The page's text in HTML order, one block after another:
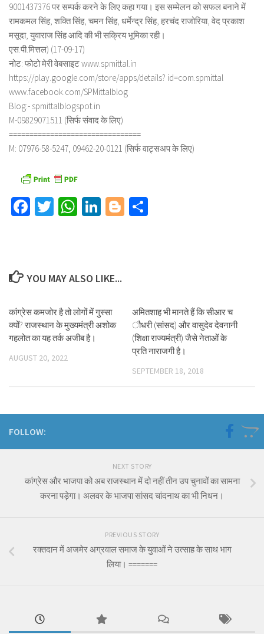
9001437376 पर सम्पर्क करने के लिए कहा गया। इस सम्मेलन को सफल बनाने में
रामकमल सिंह, शक्ति सिंह, चमन सिंह, धर्मेन्द्र सिंह, हरचंद राजोरिया, वेद प्रकाश
मसूदा, युवाराज सिंह आदि की भी सक्रिय भूमिका रही।
एस.पी.मित्तल) (17-09-17)
नोट: फोटो मेरी वेबसाइट www.spmittal.in
https://play.google.com/store/apps/details? id=com.spmittal
www.facebook.com/SPMittalblog
Blog:- spmittalblogspot.in
M-09829071511 (सिर्फ संवाद के लिए)
================================
M: 07976-58-5247, 09462-20-0121 (सिर्फ वाट्सअप के लिए)
Facebook
TwitterWhatsApp
LinkedIn
Blogger
YOU MAY ALSO LIKE...
कांग्रेस कमजोर है तो लोगों में गुस्सा
क्यों? राजस्थान के मुख्यमंत्री अशोक
गहलोत का यह तर्क अजीब है।
AUGUST 20, 2022
अमितशाह भी मानते हैं कि सीआर च
ौधरी (सांसद) और वासुदेव देवनानी
(शिक्षा राज्यमंत्री) जैसे नेताओं के
प्रति नाराजगी है।
SEPTEMBER 18, 2018
FOLLOW:
NEXT STORY
कांग्रेस और भाजपा को अब राजस्थान में दो नहीं तीन उप चुनावों का सामना
करना पड़ेगा। अलवर के भाजपा सांसद चांदनाथ का भी निधन।
PREVIOUS STORY
रक्तदान में अजमेर अग्रवाल समाज के युवाओं ने उत्साह के साथ भाग
लिया। =======